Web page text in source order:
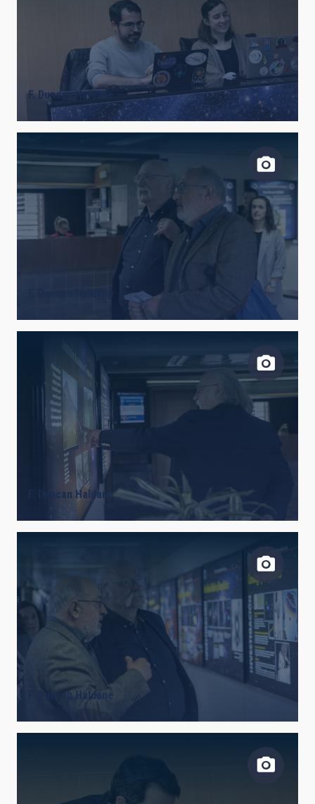
F. Duncan Haldane
F. Duncan Haldane
F. Duncan Haldane